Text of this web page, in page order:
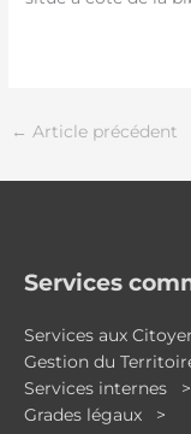
← Article précédent
Services
Services aux
Gestion du
Services internes >
Grades légaux >